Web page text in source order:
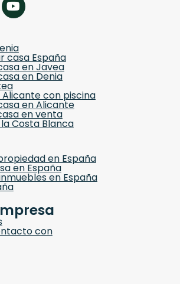
casa España
en Javea
en Denia
con piscina
en Alicante
en venta
Costa Blanca
en España
en España
en España
con